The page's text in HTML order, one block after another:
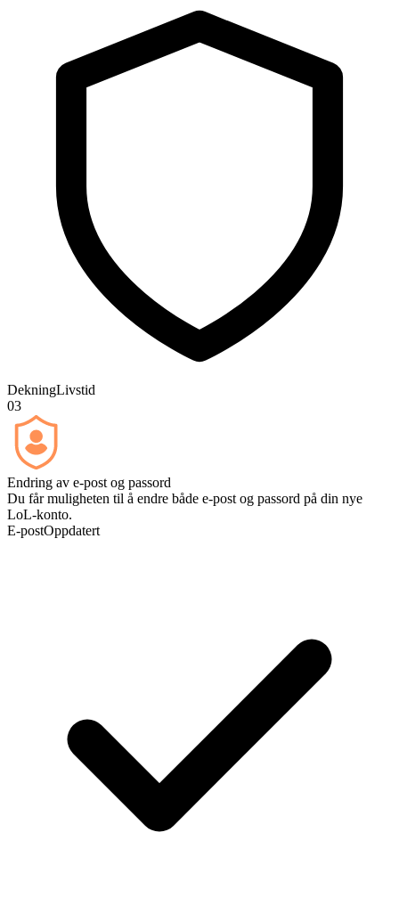
DekningLivstid
03
Endring av e-post og passord
Du får muligheten til å endre både e-post og passord på din nye
LoL-konto.
E-postOppdatert